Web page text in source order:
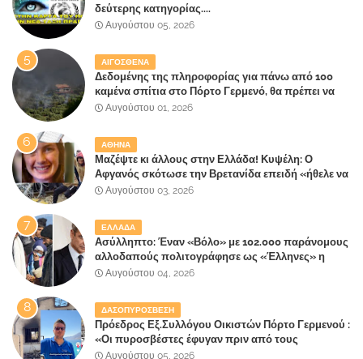
δεύτερης κατηγορίας....
Αυγούστου 05, 2026
ΑΙΓΟΣΘΕΝΑ
Δεδομένης της πληροφορίας για πάνω από 100
καμένα σπίτια στο Πόρτο Γερμενό, θα πρέπει να
αναζητηθούν ευθύνες για την ολοσχερή
επίγειου παραδείσου της Αττικής
Αυγούστου 01, 2026
ΑΘΗΝΑ
Μαζέψτε κι άλλους στην Ελλάδα! Κυψέλη: Ο
Αφγανός σκότωσε την Βρετανίδα επειδή «ήθελε να
κάνει τη σύντροφό του χριστιανή»
Αυγούστου 03, 2026
ΕΛΛΑΔΑ
Ασύλληπτο: Έναν «Βόλο» με 102.000 παράνομους
αλλοδαπούς πολιτογράφησε ως «Έλληνες» η
κυβέρνηση!
Αυγούστου 04, 2026
ΔΑΣΟΠΥΡΟΣΒΕΣΗ
Πρόεδρος Εξ.Συλλόγου Οικιστών Πόρτο Γερμενού :
«Οι πυροσβέστες έφυγαν πριν από τους
κατοίκους»
Αυγούστου 05, 2026